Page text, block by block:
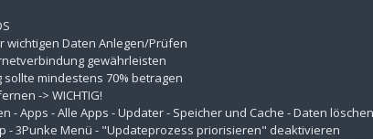
wichtigen Daten Anlegen/Prüfen
gewährleisten
sollte mindestens 70% betragen
-> WICHTIG!
- Apps - Alle Apps - Updater - Speicher und Cache - Daten
- 3Punke Menü - "Updateprozess priorisieren" deaktivieren